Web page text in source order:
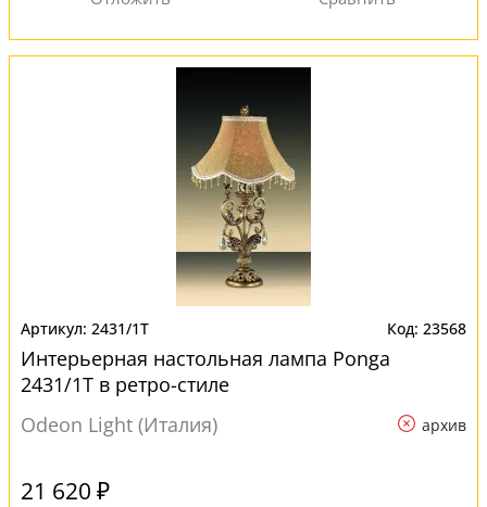
2431/1T 23568
Интерьерная настольная лампа Ponga
2431/1T в ретро-стиле
Odeon Light (Италия)
архив
21 620 ₽